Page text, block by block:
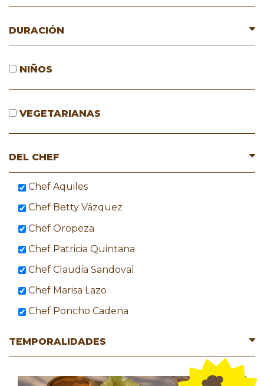
DURACIÓN
NIÑOS
VEGETARIANAS
DEL CHEF
Chef Aquiles
Chef Betty Vázquez
Chef Oropeza
Chef Patricia Quintana
Chef Claudia Sandoval
Chef Marisa Lazo
Chef Poncho Cadena
TEMPORALIDADES